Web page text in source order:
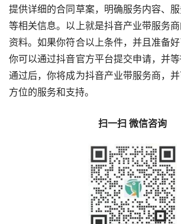
提供详细的合同草案，明确服务内容、
等相关信息。以上就是抖音产业带服务
资料。如果你符合以上条件，并且准备好
你可以通过抖音官方平台提交申请，并
通过后，你将成为抖音产业带服务商，
方位的服务和支持。
扫一扫 微信咨询